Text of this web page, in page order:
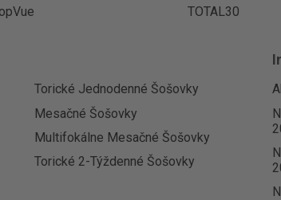
TOTAL30
Torické Jednodenné Šošovky
Mesačné Šošovky
Multifokálne Mesačné Šošovky
Torické 2-Týždenné Šošovky